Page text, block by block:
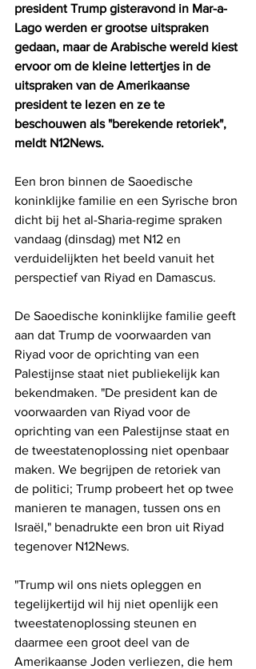
president Trump gisteravond in Mar-a-
Lago werden er grootse uitspraken
gedaan, maar de Arabische wereld kiest
ervoor om de kleine lettertjes in de
uitspraken van de Amerikaanse
president te lezen en ze te
beschouwen als "berekende retoriek",
meldt N12News.
Een bron binnen de Saoedische
koninklijke familie en een Syrische bron
dicht bij het al-Sharia-regime spraken
vandaag (dinsdag) met N12 en
verduidelijkten het beeld vanuit het
perspectief van Riyad en Damascus.
De Saoedische koninklijke familie geeft
aan dat Trump de voorwaarden van
Riyad voor de oprichting van een
Palestijnse staat niet publiekelijk kan
bekendmaken. "De president kan de
voorwaarden van Riyad voor de
oprichting van een Palestijnse staat en
de tweestatenoplossing niet openbaar
maken. We begrijpen de retoriek van
de politici; Trump probeert het op twee
manieren te managen, tussen ons en
Israël," benadrukte een bron uit Riyad
tegenover N12News.
"Trump wil ons niets opleggen en
tegelijkertijd wil hij niet openlijk een
tweestatenoplossing steunen en
daarmee een groot deel van de
Amerikaanse Joden verliezen, die hem